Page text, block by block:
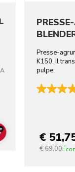
ADD TO CART
Presse-
K150. Il
pulpe.
€
€ 69,00